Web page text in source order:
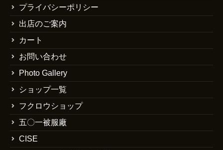
プライバシーポリシー
出店のご案内
カート
お問い合わせ
Photo Gallery
ショップ一覧
フクロウショップ
五〇一被服廠
CISE